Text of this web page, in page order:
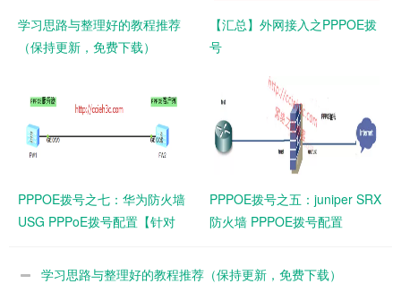
学习思路与整理好的教程推荐
（保持更新，免费下载）
【汇总】外网接入之PPPOE拨
号
PPPOE拨号之七：华为防火墙
USG PPPoE拨号配置【针对
务器】
PPPOE拨号之五：juniper SRX
防火墙 PPPOE拨号配置
学习思路与整理好的教程推荐（保持更新，免费下载）